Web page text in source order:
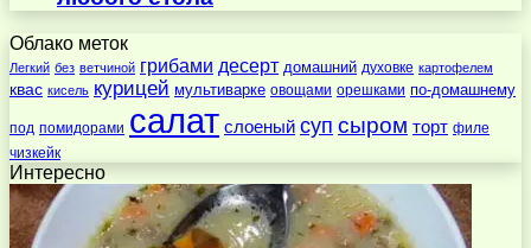
Облако меток
Легкий без ветчиной грибами десерт домашний духовке картофелем
квас кисель курицей мультиварке овощами орешками по-домашнему
под помидорами салат слоеный суп сыром торт филе
чизкейк
Интересно